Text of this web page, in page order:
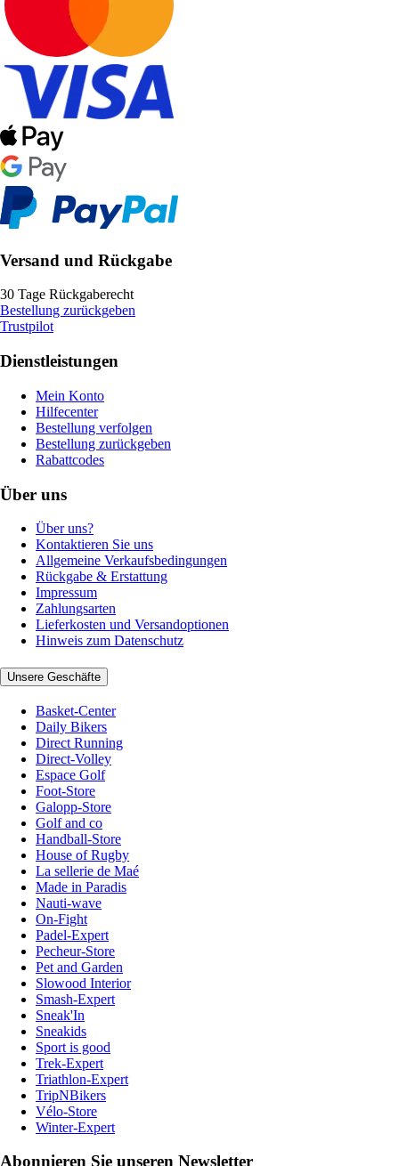
Versand und Rückgabe
30 Tage Rückgaberecht
Bestellung zurückgeben
Trustpilot
Dienstleistungen
Mein Konto
Hilfecenter
Bestellung verfolgen
Bestellung zurückgeben
Rabattcodes
Über uns
Über uns?
Kontaktieren Sie uns
Allgemeine Verkaufsbedingungen
Rückgabe & Erstattung
Impressum
Zahlungsarten
Lieferkosten und Versandoptionen
Hinweis zum Datenschutz
Unsere Geschäfte
Basket-Center
Daily Bikers
Direct Running
Direct-Volley
Espace Golf
Foot-Store
Galopp-Store
Golf and co
Handball-Store
House of Rugby
La sellerie de Maé
Made in Paradis
Nauti-wave
On-Fight
Padel-Expert
Pecheur-Store
Pet and Garden
Slowood Interior
Smash-Expert
Sneak'In
Sneakids
Sport is good
Trek-Expert
Triathlon-Expert
TripNBikers
Vélo-Store
Winter-Expert
Abonnieren Sie unseren Newsletter